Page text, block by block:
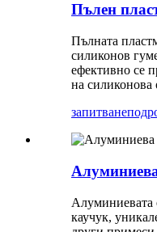
Пълен
Пълната
силиконов
ефективно се
на силиконова
запитване
Алуминиевата
каучук,